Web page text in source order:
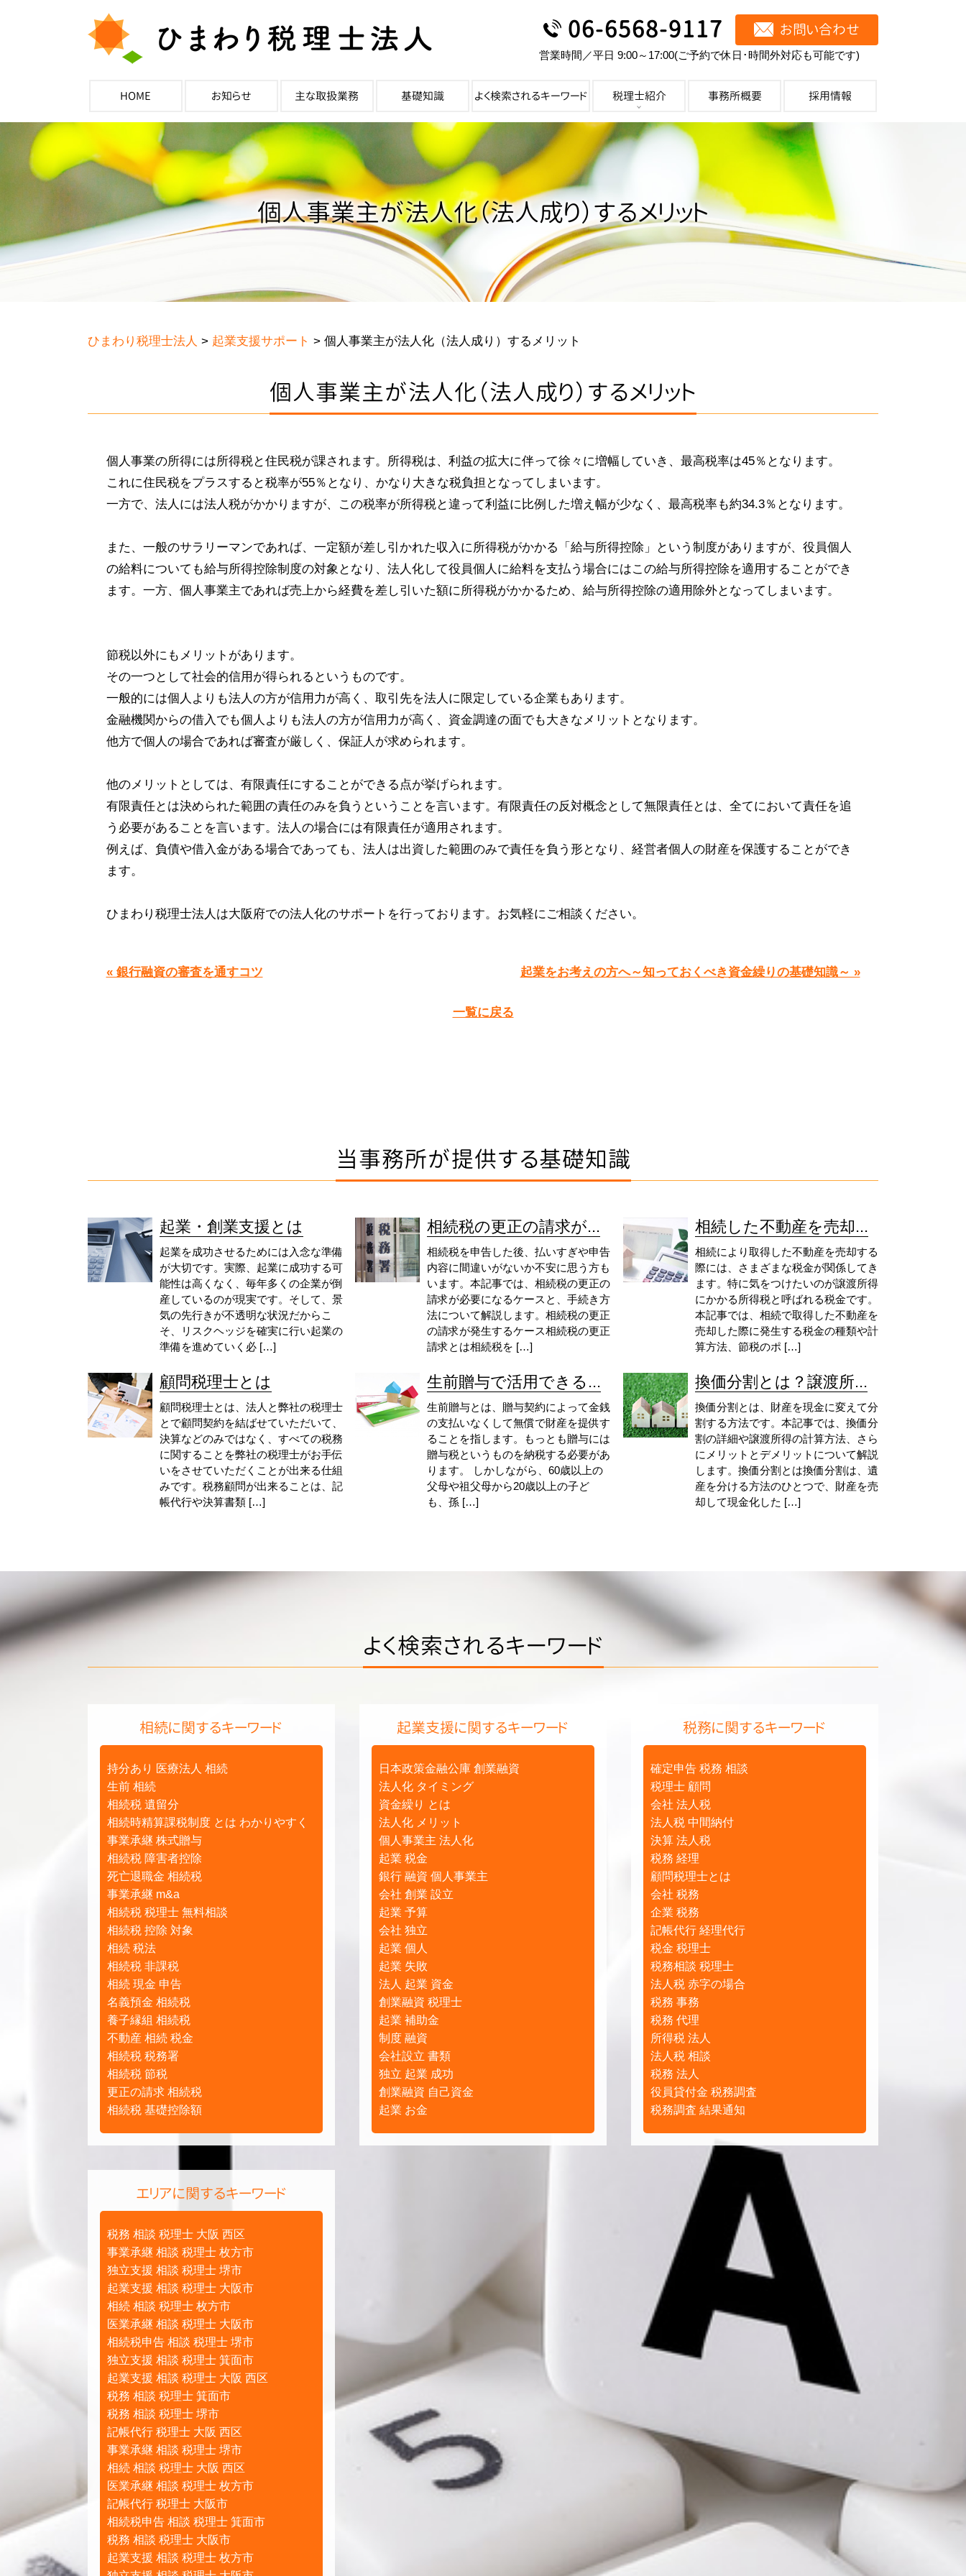
個人事業主が法人化（法人成り）するメリット
06-6568-9117 お問い合わせ
営業時間／平日 9:00～17:00(ご予約で休日･時間外対応も可能です)
HOME お知らせ 主な取扱業務 基礎知識 よく検索されるキーワード 税理士紹介 事務所概要 採用情報
ひまわり税理士法人 > 起業支援サポート > 個人事業主が法人化（法人成り）するメリット
個人事業主が法人化（法人成り）するメリット
個人事業の所得には所得税と住民税が課されます。所得税は、利益の拡大に伴って徐々に増幅していき、最高税率は45％となります。
これに住民税をプラスすると税率が55％となり、かなり大きな税負担となってしまいます。
一方で、法人には法人税がかかりますが、この税率が所得税と違って利益に比例した増え幅が少なく、最高税率も約34.3％となります。
また、一般のサラリーマンであれば、一定額が差し引かれた収入に所得税がかかる「給与所得控除」という制度がありますが、役員個人
の給料についても給与所得控除制度の対象となり、法人化して役員個人に給料を支払う場合にはこの給与所得控除を適用することができ
ます。一方、個人事業主であれば売上から経費を差し引いた額に所得税がかかるため、給与所得控除の適用除外となってしまいます。
節税以外にもメリットがあります。
その一つとして社会的信用が得られるというものです。
一般的には個人よりも法人の方が信用力が高く、取引先を法人に限定している企業もあります。
金融機関からの借入でも個人よりも法人の方が信用力が高く、資金調達の面でも大きなメリットとなります。
他方で個人の場合であれば審査が厳しく、保証人が求められます。
他のメリットとしては、有限責任にすることができる点が挙げられます。
有限責任とは決められた範囲の責任のみを負うということを言います。有限責任の反対概念として無限責任とは、全てにおいて責任を追
う必要があることを言います。法人の場合には有限責任が適用されます。
例えば、負債や借入金がある場合であっても、法人は出資した範囲のみで責任を負う形となり、経営者個人の財産を保護することができ
ます。
ひまわり税理士法人は大阪府での法人化のサポートを行っております。お気軽にご相談ください。
« 銀行融資の審査を通すコツ 起業をお考えの方へ～知っておくべき資金繰りの基礎知識～ »
一覧に戻る
当事務所が提供する基礎知識
起業・創業支援とは
起業を成功させるためには入念な準備
が大切です。実際、起業に成功する可
能性は高くなく、毎年多くの企業が倒
産しているのが現実です。そして、景
気の先行きが不透明な状況だからこ
そ、リスクヘッジを確実に行い起業の
準備を進めていく必 […]
相続税の更正の請求が...
相続税を申告した後、払いすぎや申告
内容に間違いがないか不安に思う方も
います。本記事では、相続税の更正の
請求が必要になるケースと、手続き方
法について解説します。相続税の更正
の請求が発生するケース相続税の更正
請求とは相続税を […]
相続した不動産を売却...
相続により取得した不動産を売却する
際には、さまざまな税金が関係してき
ます。特に気をつけたいのが譲渡所得
にかかる所得税と呼ばれる税金です。
本記事では、相続で取得した不動産を
売却した際に発生する税金の種類や計
算方法、節税のポ […]
顧問税理士とは
顧問税理士とは、法人と弊社の税理士
とで顧問契約を結ばせていただいて、
決算などのみではなく、すべての税務
に関することを弊社の税理士がお手伝
いをさせていただくことが出来る仕組
みです。税務顧問が出来ることは、記
帳代行や決算書類 […]
生前贈与で活用できる...
生前贈与とは、贈与契約によって金銭
の支払いなくして無償で財産を提供す
ることを指します。もっとも贈与には
贈与税というものを納税する必要があ
ります。 しかしながら、60歳以上の
父母や祖父母から20歳以上の子ど
も、孫 […]
換価分割とは？譲渡所...
換価分割とは、財産を現金に変えて分
割する方法です。本記事では、換価分
割の詳細や譲渡所得の計算方法、さら
にメリットとデメリットについて解説
します。換価分割とは換価分割は、遺
産を分ける方法のひとつで、財産を売
却して現金化した […]
よく検索されるキーワード
相続に関するキーワード
持分あり 医療法人 相続
生前 相続
相続税 遺留分
相続時精算課税制度 とは わかりやすく
事業承継 株式贈与
相続税 障害者控除
死亡退職金 相続税
事業承継 m&a
相続税 税理士 無料相談
相続税 控除 対象
相続 税法
相続税 非課税
相続 現金 申告
名義預金 相続税
養子縁組 相続税
不動産 相続 税金
相続税 税務署
相続税 節税
更正の請求 相続税
相続税 基礎控除額
起業支援に関するキーワード
日本政策金融公庫 創業融資
法人化 タイミング
資金繰り とは
法人化 メリット
個人事業主 法人化
起業 税金
銀行 融資 個人事業主
会社 創業 設立
起業 予算
会社 独立
起業 個人
起業 失敗
法人 起業 資金
創業融資 税理士
起業 補助金
制度 融資
会社設立 書類
独立 起業 成功
創業融資 自己資金
起業 お金
税務に関するキーワード
確定申告 税務 相談
税理士 顧問
会社 法人税
法人税 中間納付
決算 法人税
税務 経理
顧問税理士とは
会社 税務
企業 税務
記帳代行 経理代行
税金 税理士
税務相談 税理士
法人税 赤字の場合
税務 事務
税務 代理
所得税 法人
法人税 相談
税務 法人
役員貸付金 税務調査
税務調査 結果通知
エリアに関するキーワード
税務 相談 税理士 大阪 西区
事業承継 相談 税理士 枚方市
独立支援 相談 税理士 堺市
起業支援 相談 税理士 大阪市
相続 相談 税理士 枚方市
医業承継 相談 税理士 大阪市
相続税申告 相談 税理士 堺市
独立支援 相談 税理士 箕面市
起業支援 相談 税理士 大阪 西区
税務 相談 税理士 箕面市
税務 相談 税理士 堺市
記帳代行 税理士 大阪 西区
事業承継 相談 税理士 堺市
相続 相談 税理士 大阪 西区
医業承継 相談 税理士 枚方市
記帳代行 税理士 大阪市
相続税申告 相談 税理士 箕面市
税務 相談 税理士 大阪市
起業支援 相談 税理士 枚方市